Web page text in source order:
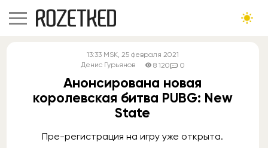
13:33 MSK, 25 февраля 2021
Денис Гурьянов
8 120 0
Анонсирована новая
королевская битва PUBG: New
State
Пре-регистрация на игру уже открыта.